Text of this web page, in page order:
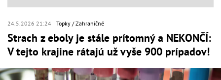
24.5.2026 21:24 Topky Zahraničné
Strach z eboly je stále prítomný a NEKONČÍ:
V tejto krajine rátajú už vyše 900 prípadov!